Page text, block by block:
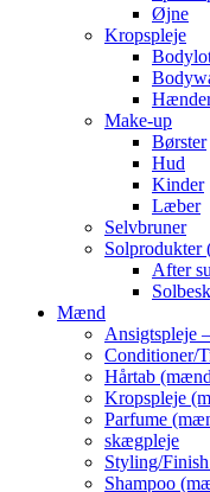
Øjne
Kropspleje
Make-up
Børster
Hud
Kinder
Læber
Selvbruner
Solprodukter
After
Mænd
Ansigtspleje
Conditioner/
Hårtab
Kropspleje
Parfume
skægpleje
Styling/
Shampoo